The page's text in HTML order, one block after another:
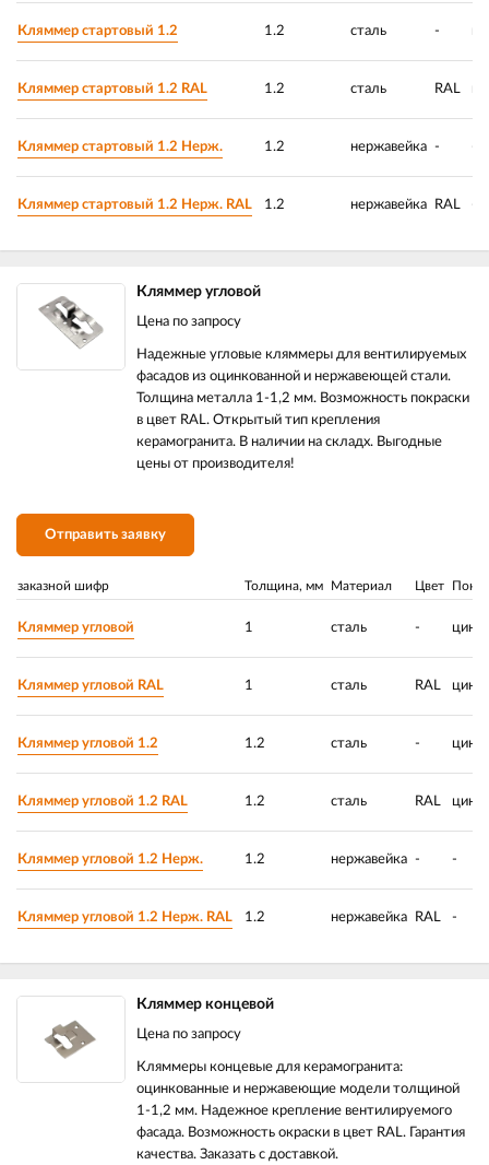
Кляммер стартовый 1.2 1.2 сталь -
Кляммер стартовый 1.2 RAL 1.2 сталь RAL
Кляммер стартовый 1.2 Нерж. 1.2 нержавейка - -
Кляммер стартовый 1.2 Нерж. RAL 1.2 нержавейка RAL -
Кляммер угловой
Цена по запросу
Надежные угловые кляммеры для вентилируемых
фасадов из оцинкованной и нержавеющей стали.
Толщина металла 1-1,2 мм. Возможность покраски
в цвет RAL. Открытый тип крепления
керамогранита. В наличии на складх. Выгодные
цены от производителя!
Отправить заявку
заказной шифр Толщина, мм Материал Цвет
Кляммер угловой 1 сталь - цинк
Кляммер угловой RAL 1 сталь RAL цинк
Кляммер угловой 1.2 1.2 сталь - цинк
Кляммер угловой 1.2 RAL 1.2 сталь RAL цинк
Кляммер угловой 1.2 Нерж. 1.2 нержавейка - -
Кляммер угловой 1.2 Нерж. RAL 1.2 нержавейка RAL -
Кляммер концевой
Цена по запросу
Кляммеры концевые для керамогранита:
оцинкованные и нержавеющие модели толщиной
1-1,2 мм. Надежное крепление вентилируемого
фасада. Возможность окраски в цвет RAL. Гарантия
качества. Заказать с доставкой.